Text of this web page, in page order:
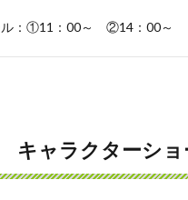
ル：①11：00～ ②14：00～
キャラクターシ